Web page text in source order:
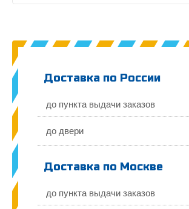
Доставка по России
до пункта выдачи заказов
до двери
Доставка по Москве
до пункта выдачи заказов